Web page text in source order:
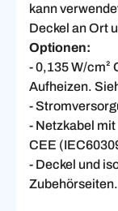
kann
Deckel an Ort
Optionen:
- 0,135 W/cm²
Aufheizen.
-
- Netzkabel
CEE
- Deckel und
Zubehörseiten.